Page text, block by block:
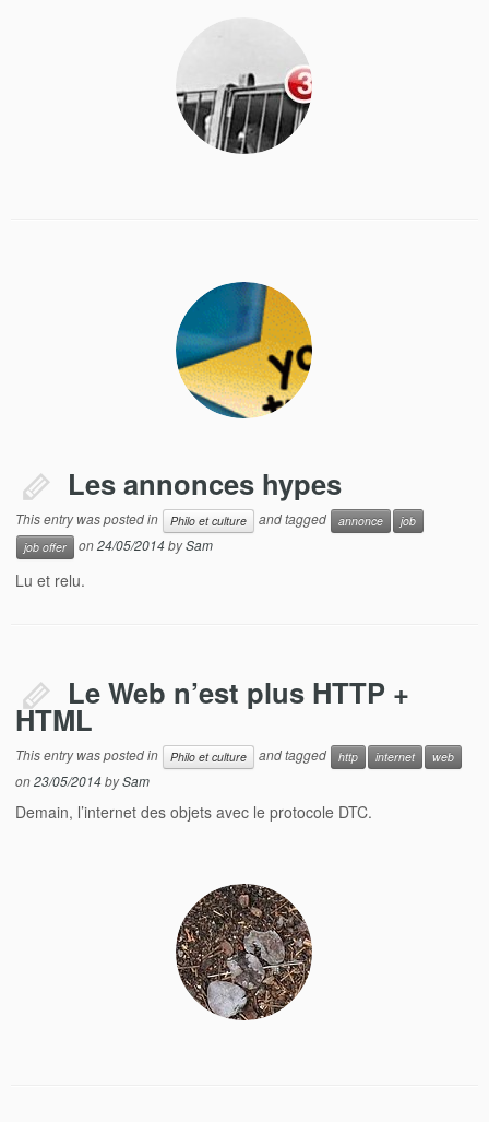
Les annonces hypes
This entry was posted in Philo et culture and tagged annonce
job
job offer
on24/05/2014bySam
Lu et relu.
Le Web n’est plus HTTP +
HTML
This entry was posted in Philo et culture and tagged http internet web
on23/05/2014bySam
Demain, l’internet des objets avec le protocole DTC.